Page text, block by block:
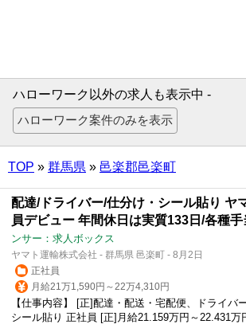
ハローワーク以外の求人も表示中 -
TOP » 群馬県 » 邑楽郡邑楽町
配達/ドライバー/仕分け・シール貼り ヤ
員デビュー 年間休日は実質133日/各種
ンサー：求人ボックス
ヤマト運輸株式会社 - 群馬県 邑楽町 - 8月2日
正社員
月給21万1,590円～22万4,310円
【仕事内容】 [正]配達・配送・宅配便、ドライバ
シール貼り 正社員 [正]月給21.159万円～22.431